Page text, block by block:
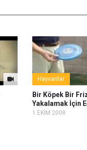
Hayvanlar
Bir Köpek Bir
Yakalamak İçin
1 EKİM 2008